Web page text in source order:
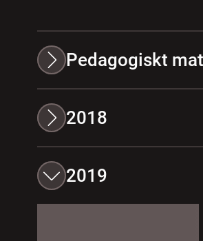
Pedagogiskt
2018
2019